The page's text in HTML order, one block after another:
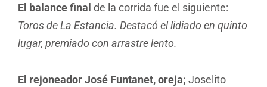
El balance final de la corrida fue el siguiente:
Toros de La Estancia. Destacó el lidiado en quinto
lugar, premiado con arrastre lento.
El rejoneador José Funtanet, oreja; Joselito